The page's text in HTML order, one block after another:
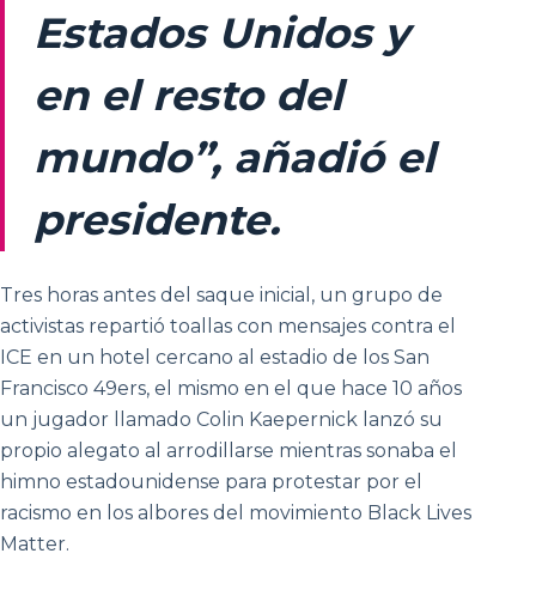
Estados Unidos y
en el resto del
mundo”, añadió el
presidente.
Tres horas antes del saque inicial, un grupo de
activistas repartió toallas con mensajes contra el
ICE en un hotel cercano al estadio de los San
Francisco 49ers, el mismo en el que hace 10 años
un jugador llamado Colin Kaepernick lanzó su
propio alegato al arrodillarse mientras sonaba el
himno estadounidense para protestar por el
racismo en los albores del movimiento Black Lives
Matter.